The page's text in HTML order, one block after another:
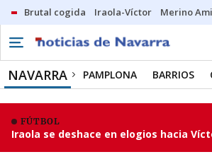
Brutal cogida Iraola-Víctor Merino
NAVARRA PAMPLONA BARRIOS
FÚTBOL
Iraola se deshace en elogios hacia